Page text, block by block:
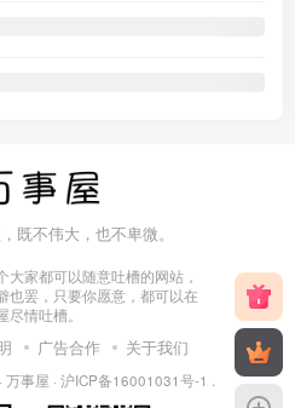
既不伟大，也不卑微。
大家都可以随意吐槽的网站，
也罢，只要你愿意，都可以在
尽情吐槽。
广告合作 关于我们
万事屋 · 沪ICP备16001031号-1